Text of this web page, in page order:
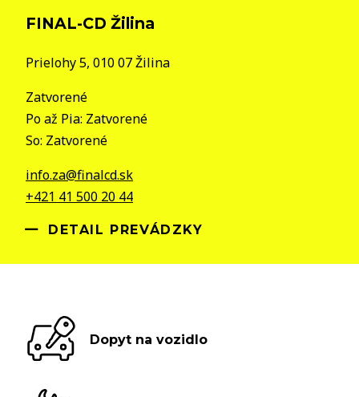
FINAL-CD Žilina
Prielohy 5, 010 07 Žilina
Zatvorené
Po až Pia: Zatvorené
So: Zatvorené
info.za@finalcd.sk
+421 41 500 20 44
DETAIL PREVÁDZKY
Dopyt na vozidlo